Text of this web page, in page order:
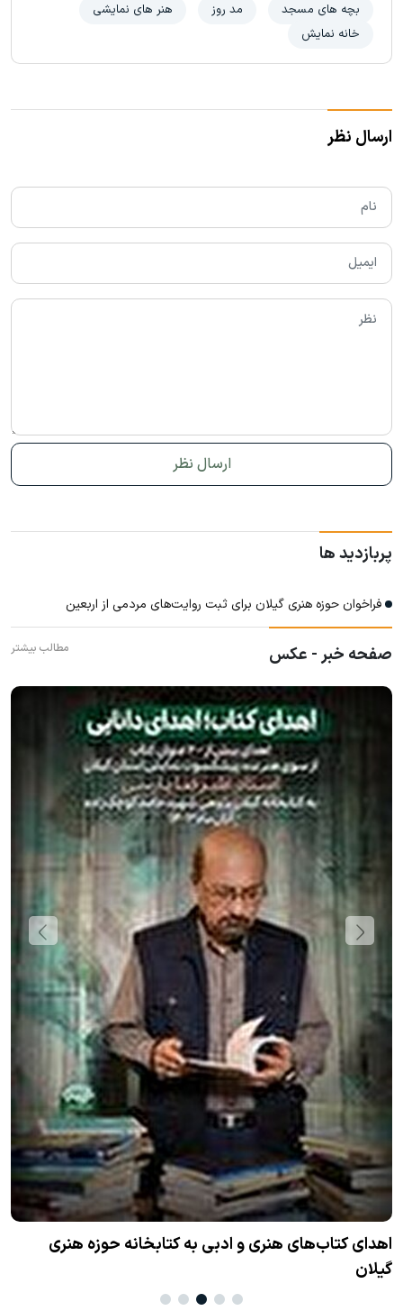
بچه های مسجد
مد روز
هنر های نمایشی
خانه نمایش
ارسال نظر
پربازدید ها
فراخوان حوزه هنری گیلان برای ثبت روایت‌های مردمی از اربعین
صفحه خبر - عکس مطالب بیشتر
اهدای کتاب‌های هنری و ادبی به کتابخانه حوزه هنری
گیلان